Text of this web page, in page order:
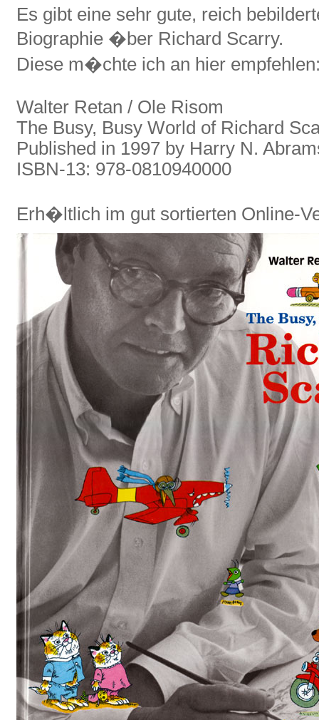
Es gibt eine sehr gute, reich
Biographie �ber Richard Scarry.
Diese m�chte ich an hier
Walter Retan / Ole Risom
The Busy, Busy World of Richard
Published in 1997 by Harry N.
ISBN-13: 978-0810940000
Erh�ltlich im gut sortierten Online-